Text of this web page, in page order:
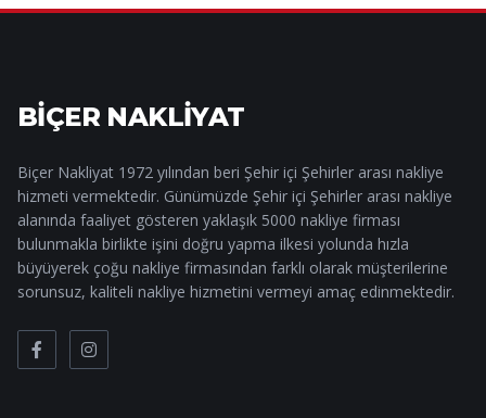
BİÇER NAKLİYAT
Biçer Nakliyat 1972 yılından beri Şehir içi Şehirler arası nakliye
hizmeti vermektedir. Günümüzde Şehir içi Şehirler arası nakliye
alanında faaliyet gösteren yaklaşık 5000 nakliye firması
bulunmakla birlikte işini doğru yapma ilkesi yolunda hızla
büyüyerek çoğu nakliye firmasından farklı olarak müşterilerine
sorunsuz, kaliteli nakliye hizmetini vermeyi amaç edinmektedir.